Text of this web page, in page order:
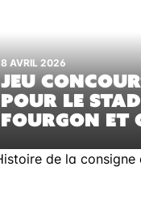
8 AVRIL 2026
JEU
POUR LE
FOURGON ET